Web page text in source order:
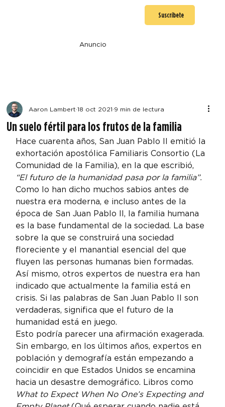
Suscríbete
Anuncio
Un suelo fértil para los frutos de la familia
Aaron Lambert 18 oct 2021 9 min de lectura
Hace cuarenta años, San Juan Pablo II emitió la
exhortación apostólica Familiaris Consortio (La
Comunidad de la Familia), en la que escribió,
“El futuro de la humanidad pasa por la familia”.
Como lo han dicho muchos sabios antes de
nuestra era moderna, e incluso antes de la
época de San Juan Pablo II, la familia humana
es la base fundamental de la sociedad. La base
sobre la que se construirá una sociedad
floreciente y el manantial esencial del que
fluyen las personas humanas bien formadas.
Así mismo, otros expertos de nuestra era han
indicado que actualmente la familia está en
crisis. Si las palabras de San Juan Pablo II son
verdaderas, significa que el futuro de la
humanidad está en juego.
Esto podría parecer una afirmación exagerada.
Sin embargo, en los últimos años, expertos en
población y demografía están empezando a
coincidir en que Estados Unidos se encamina
hacia un desastre demográfico. Libros como
What to Expect When No One’s Expecting and